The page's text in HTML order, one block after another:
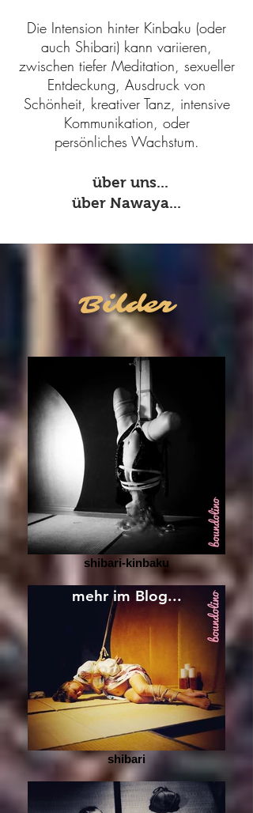
Die Intension hinter Kinbaku (oder
auch Shibari) kann variieren,
zwischen tiefer Meditation, sexueller
Entdeckung, Ausdruck von
Schönheit, kreativer Tanz, intensive
Kommunikation, oder
persönliches Wachstum.
über uns...
über Nawaya...
Bilder
shibari-kinbaku
shibari
mehr im Blog...